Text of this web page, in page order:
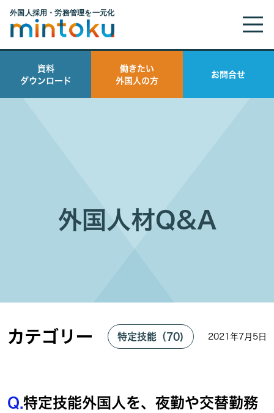
資料
ダウンロード
働きたい
外国人の方
お問合せ
外国人材Q&A
カテゴリー 特定技能（70) 2021年7月5日
Q.特定技能外国人を、夜勤や交替勤務